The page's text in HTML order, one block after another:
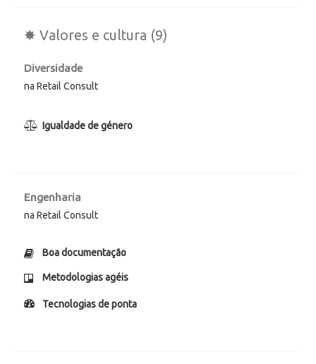
✸ Valores e cultura (9)
Diversidade
na Retail Consult
Igualdade de género
Engenharia
na Retail Consult
Boa documentação
Metodologias agéis
Tecnologias de ponta